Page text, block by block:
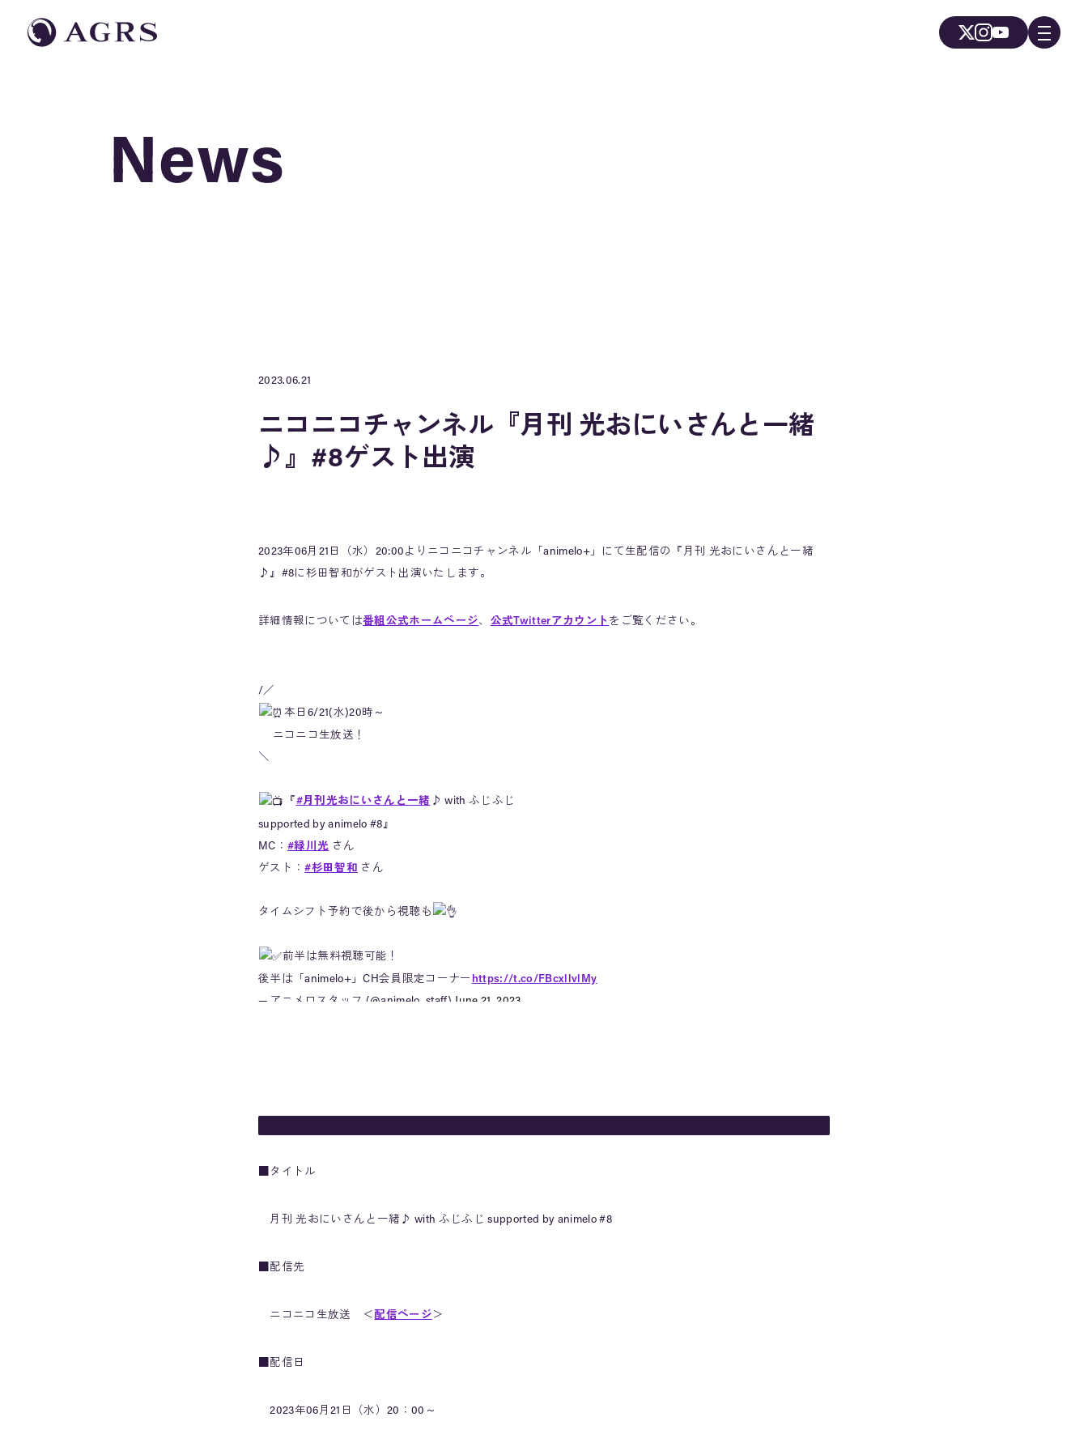
News
News
2023.06.21
ニコニコチャンネル『月刊 光おにいさんと一緒
♪』#8ゲスト出演
2023年06月21日（水）20:00よりニコニコチャンネル「animelo+」にて生配信の『月刊 光おにいさんと一緒
♪』#8に杉田智和がゲスト出演いたします。
詳細情報については番組公式ホームページ、 公式Twitterアカウント をご覧ください。
/／
本日6/21(水)20時～
ニコニコ生放送！
＼
『 #月刊光おにいさんと一緒 ♪ with ふじふじ
supported by animelo #8』
MC： #緑川光 さん
ゲスト：#杉田智和 さん
タイムシフト予約で後から視聴も
前半は無料視聴可能！
後半は「animelo+」CH会員限定コーナー https://t.co/FBcxllvlMy
— アニメロスタッフ (@animelo_staff) June 21, 2023
■タイトル
月刊 光おにいさんと一緒♪ with ふじふじ supported by animelo #8
■配信先
ニコニコ生放送 ＜ 配信ページ ＞
■配信日
2023年06月21日（水）20：00～